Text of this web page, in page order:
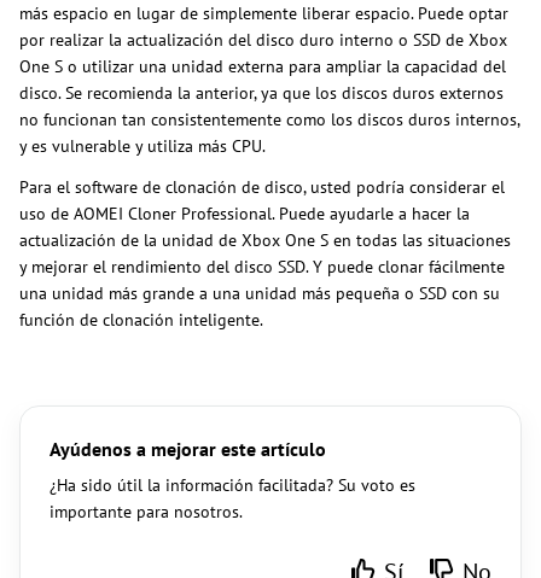
más espacio en lugar de simplemente liberar espacio. Puede optar
por realizar la actualización del disco duro interno o SSD de Xbox
One S o utilizar una unidad externa para ampliar la capacidad del
disco. Se recomienda la anterior, ya que los discos duros externos
no funcionan tan consistentemente como los discos duros internos,
y es vulnerable y utiliza más CPU.
Para el software de clonación de disco, usted podría considerar el
uso de AOMEI Cloner Professional. Puede ayudarle a hacer la
actualización de la unidad de Xbox One S en todas las situaciones
y mejorar el rendimiento del disco SSD. Y puede clonar fácilmente
una unidad más grande a una unidad más pequeña o SSD con su
función de clonación inteligente.
Ayúdenos a mejorar este artículo
¿Ha sido útil la información facilitada? Su voto es
importante para nosotros.
Sí No